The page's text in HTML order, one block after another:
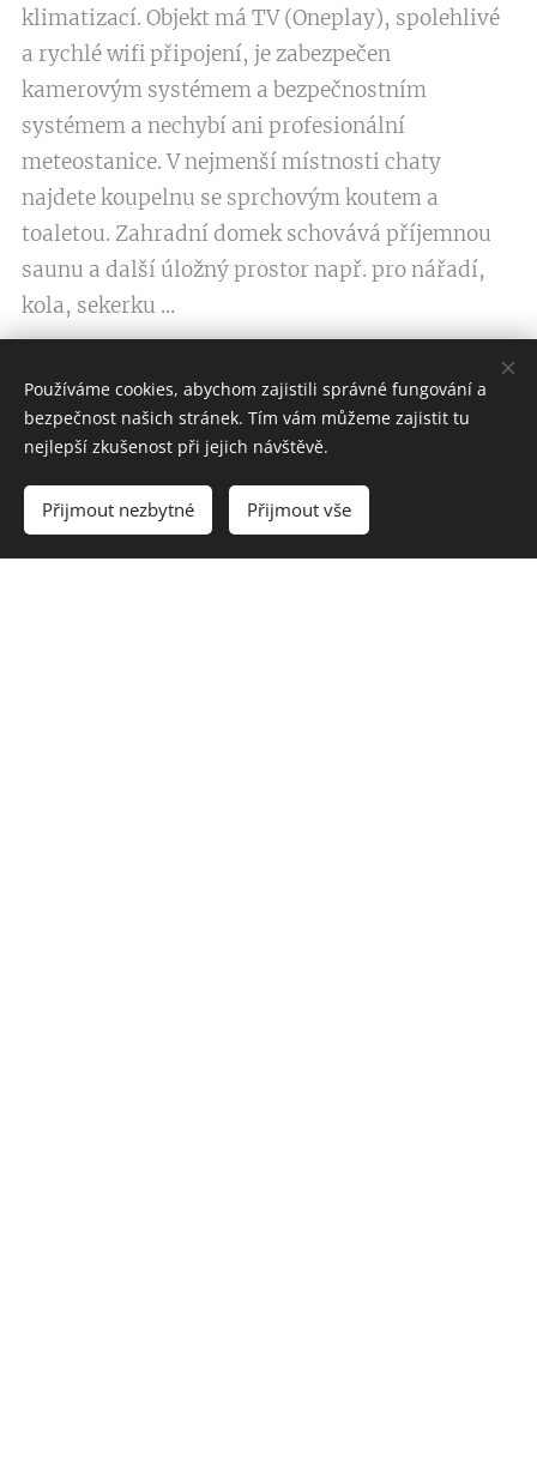
klimatizací. Objekt má TV (Oneplay), spolehlivé
a rychlé wifi připojení, je zabezpečen
kamerovým systémem a bezpečnostním
systémem a nechybí ani profesionální
meteostanice. V nejmenší místnosti chaty
najdete koupelnu se sprchovým koutem a
toaletou. Zahradní domek schovává příjemnou
saunu a další úložný prostor např. pro nářadí,
kola, sekerku ...
DALŠÍ VĚCI, KTERÉ STOJÍ ZA ZMÍNKU...
Používáme cookies, abychom zajistili správné fungování a
bezpečnost našich stránek. Tím vám můžeme zajistit tu
nejlepší zkušenost při jejich návštěvě.
Přijmout nezbytné Přijmout vše